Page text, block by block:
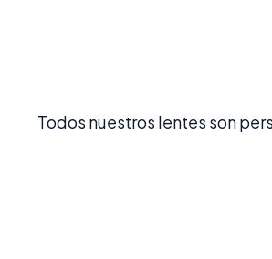
Todos nuestros lentes son